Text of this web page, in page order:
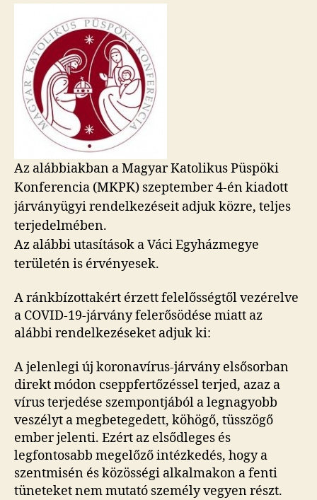
Az alábbiakban a Magyar Katolikus Püspöki
Konferencia (MKPK) szeptember 4-én kiadott
járványügyi rendelkezéseit adjuk közre, teljes
terjedelmében.
Az alábbi utasítások a Váci Egyházmegye
területén is érvényesek.
A ránkbízottakért érzett felelősségtől vezérelve
a COVID-19-járvány felerősödése miatt az
alábbi rendelkezéseket adjuk ki:
A jelenlegi új koronavírus-járvány elsősorban
direkt módon cseppfertőzéssel terjed, azaz a
vírus terjedése szempontjából a legnagyobb
veszélyt a megbetegedett, köhögő, tüsszögő
ember jelenti. Ezért az elsődleges és
legfontosabb megelőző intézkedés, hogy a
szentmisén és közösségi alkalmakon a fenti
tüneteket nem mutató személy vegyen részt.